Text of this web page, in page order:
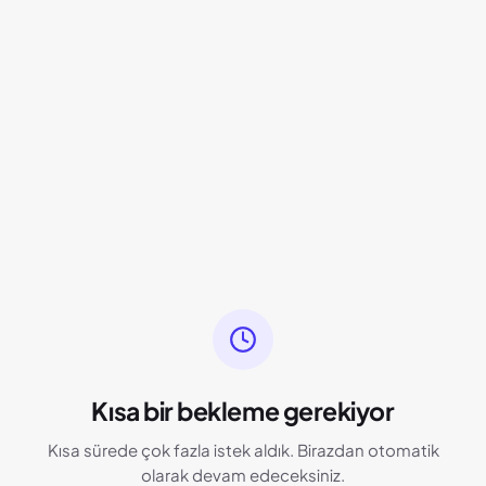
Kısa bir bekleme gerekiyor
Kısa sürede çok fazla istek aldık. Birazdan otomatik
olarak devam edeceksiniz.